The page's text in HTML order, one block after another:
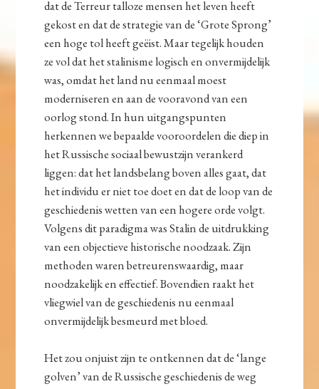
dat de Terreur talloze mensen het leven heeft
gekost en dat de strategie van de ‘Grote Sprong’
een hoge tol heeft geëist. Maar tegelijk houden
ze vol dat het stalinisme logisch en onvermijdelijk
was, omdat het land nu eenmaal moest
moderniseren en aan de vooravond van een
oorlog stond. In hun uitgangspunten
herkennen we bepaalde vooroordelen die diep in
het Russische sociaal bewustzijn verankerd
liggen: dat het landsbelang boven alles gaat, dat
het individu er niet toe doet en dat de loop van de
geschiedenis wetten van een hogere orde volgt.
Volgens dit paradigma was Stalin de uitdrukking
van een objectieve historische noodzaak. Zijn
methoden waren betreurenswaardig, maar
noodzakelijk en effectief. Bovendien raakt het
vliegwiel van de geschiedenis nu eenmaal
onvermijdelijk besmeurd met bloed.
Het zou onjuist zijn te ontkennen dat de ‘lange
golven’ van de Russische geschiedenis de weg